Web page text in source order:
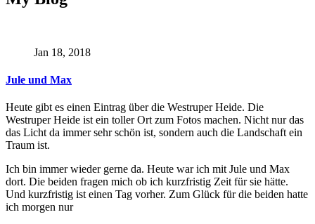
Jan 18, 2018
Jule und Max
Heute gibt es einen Eintrag über die Westruper Heide. Die
Westruper Heide ist ein toller Ort zum Fotos machen. Nicht nur das
das Licht da immer sehr schön ist, sondern auch die Landschaft ein
Traum ist.
Ich bin immer wieder gerne da. Heute war ich mit Jule und Max
dort. Die beiden fragen mich ob ich kurzfristig Zeit für sie hätte.
Und kurzfristig ist einen Tag vorher. Zum Glück für die beiden hatte
ich morgen nur